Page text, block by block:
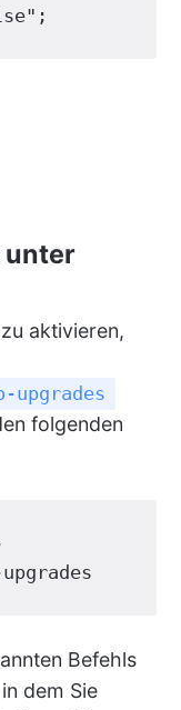
unter
aktivieren,
folgenden
Befehls
dem Sie